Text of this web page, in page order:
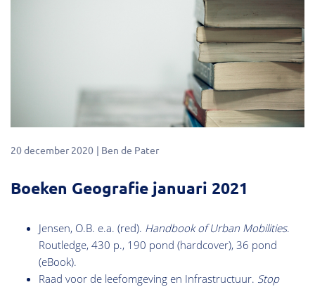
20 december 2020 Ben de Pater
Boeken Geografie januari 2021
Jensen, O.B. e.a. (red). Handbook of Urban Mobilities.
Routledge, 430 p., 190 pond (hardcover), 36 pond
(eBook).
Raad voor de leefomgeving en Infrastructuur. Stop